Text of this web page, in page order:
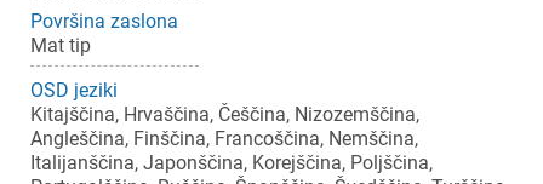
Površina zaslona
Mat tip
OSD jeziki
Kitajščina, Hrvaščina, Češčina, Nizozemščina,
Angleščina, Finščina, Francoščina, Nemščina,
Italijanščina, Japonščina, Korejščina, Poljščina,